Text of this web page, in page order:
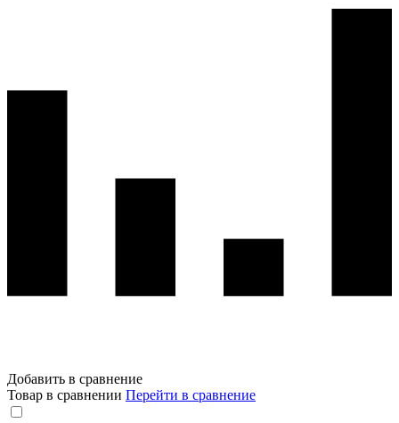
Добавить в сравнение
Товар в сравнении Перейти в сравнение